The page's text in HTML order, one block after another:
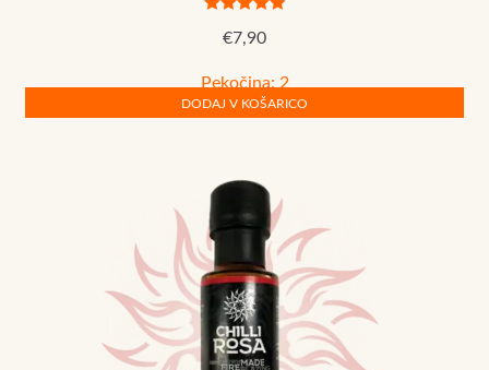
5.00od 5
€7,90
Pekočina: 2
DODAJ V KOŠARICO